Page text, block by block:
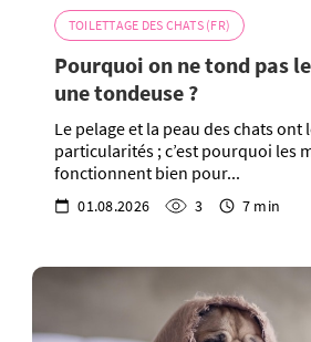
TOILETTAGE DES CHATS (FR)
Pourquoi on ne tond pas
une tondeuse ?
Le pelage et la peau des chats
particularités ; c’est pourquoi les
fonctionnent bien pour...
01.08.2026 3 7 min